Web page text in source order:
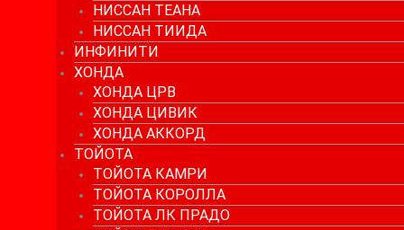
НИССАН ТЕАНА
НИССАН ТИИДА
ИНФИНИТИ
ХОНДА
ХОНДА ЦРВ
ХОНДА ЦИВИК
ХОНДА АККОРД
ТОЙОТА
ТОЙОТА КАМРИ
ТОЙОТА КОРОЛЛА
ТОЙОТА ЛК ПРАДО